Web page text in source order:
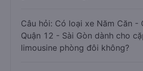
Câu hỏi: Có loại xe Năm Căn -
Quận 12 - Sài Gòn dành cho
limousine phòng đôi không?